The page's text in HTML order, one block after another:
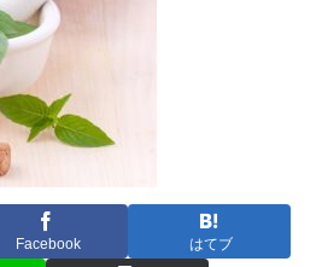
Facebook はてブ